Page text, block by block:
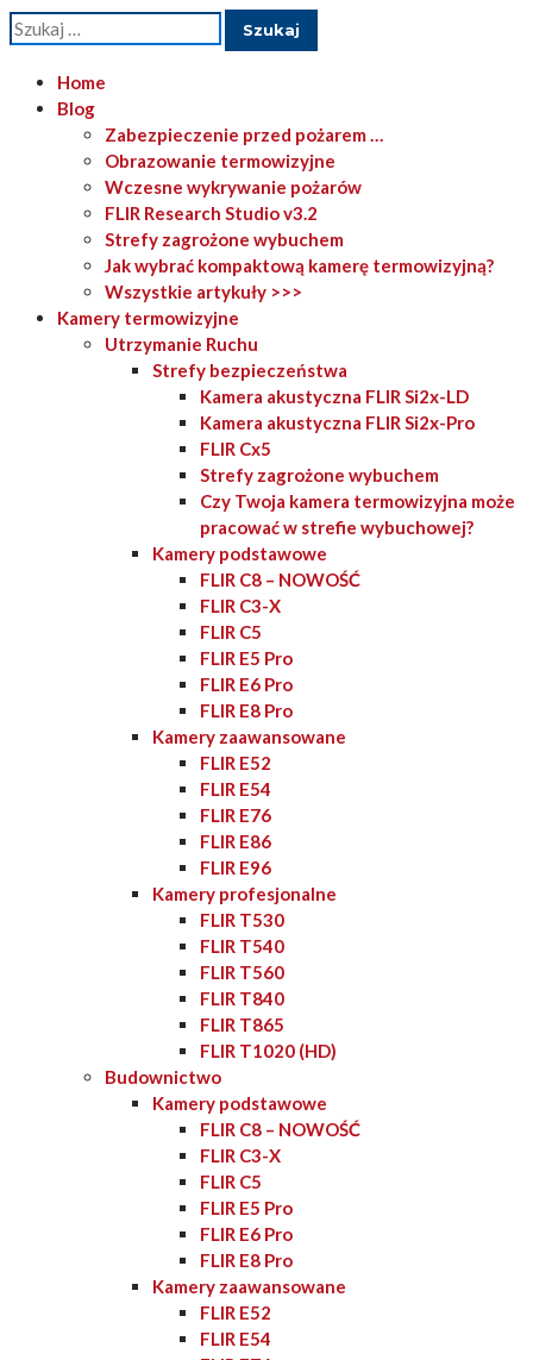
Szukaj:
Home
Blog
Zabezpieczenie przed pożarem …
Obrazowanie termowizyjne
Wczesne wykrywanie pożarów
FLIR Research Studio v3.2
Strefy zagrożone wybuchem
Jak wybrać kompaktową kamerę termowizyjną?
Wszystkie artykuły >>>
Kamery termowizyjne
Utrzymanie Ruchu
Strefy bezpieczeństwa
Kamera akustyczna FLIR Si2x-LD
Kamera akustyczna FLIR Si2x-Pro
FLIR Cx5
Strefy zagrożone wybuchem
Czy Twoja kamera termowizyjna może
pracować w strefie wybuchowej?
Kamery podstawowe
FLIR C8 – NOWOŚĆ
FLIR C3-X
FLIR C5
FLIR E5 Pro
FLIR E6 Pro
FLIR E8 Pro
Kamery zaawansowane
FLIR E52
FLIR E54
FLIR E76
FLIR E86
FLIR E96
Kamery profesjonalne
FLIR T530
FLIR T540
FLIR T560
FLIR T840
FLIR T865
FLIR T1020 (HD)
Budownictwo
Kamery podstawowe
FLIR C8 – NOWOŚĆ
FLIR C3-X
FLIR C5
FLIR E5 Pro
FLIR E6 Pro
FLIR E8 Pro
Kamery zaawansowane
FLIR E52
FLIR E54